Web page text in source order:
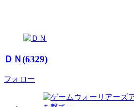
ＤＮ(6329)
フォロー